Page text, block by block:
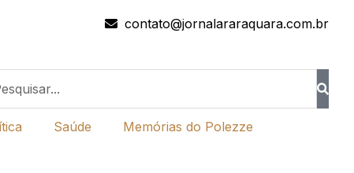
contato@jornalararaquara.com.br
Saúde Memórias do Polezze